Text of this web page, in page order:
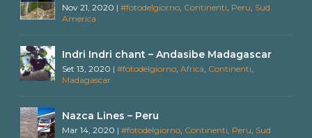
Nov 21, 2020 |#fotodelgiorno Continenti Peru Sud
America
Indri Indri chant – Andasibe Madagascar
Set 13, 2020 |#fotodelgiorno ,Africa Continenti
Madagascar
Nazca Lines – Peru
Mar 14, 2020 |#fotodelgiorno Continenti Peru Sud